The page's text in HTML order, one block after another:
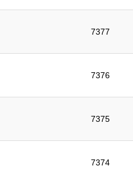
7377
7376
7375
7374